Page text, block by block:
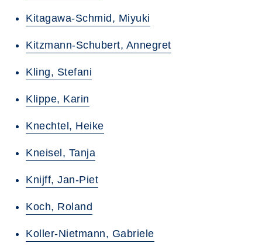
Kitagawa-Schmid, Miyuki
Kitzmann-Schubert, Annegret
Kling, Stefani
Klippe, Karin
Knechtel, Heike
Kneisel, Tanja
Knijff, Jan-Piet
Koch, Roland
Koller-Nietmann, Gabriele